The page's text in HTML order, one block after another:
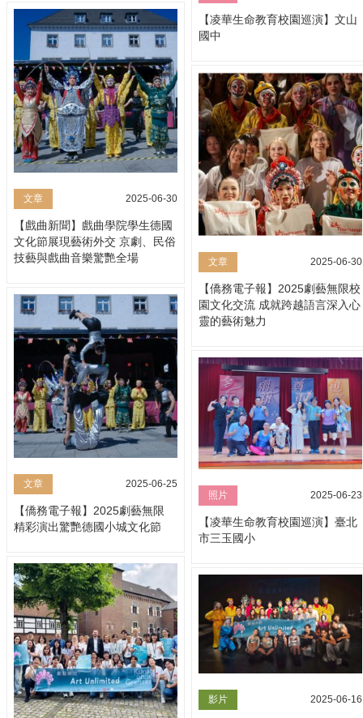
【凌華生命教育校園巡演】文山
國中
文章 2025-06-30
【戲曲新聞】戲曲學院學生德國
文化節展現藝術外交 京劇、民俗
技藝與戲曲音樂驚艷全場
文章 2025-06-30
【僑務電子報】2025劇藝無限校
園文化交流 成就跨越語言深入心
靈的藝術魅力
文章 2025-06-25
【僑務電子報】2025劇藝無限
精彩演出驚艷德國小城文化節
照片 2025-06-23
【凌華生命教育校園巡演】臺北
市三玉國小
影片 2025-06-16